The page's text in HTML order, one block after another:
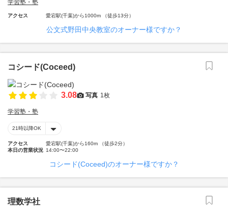
学習塾・塾
アクセス 愛宕駅(千葉)から1000m （徒歩13分）
公文式野田中央教室のオーナー様ですか？
コシード(Coceed)
3.08 写真 1枚
学習塾・塾
21時以降OK
アクセス
愛宕駅(千葉)から160m （徒歩2分）
本日の営業状況 14:00〜22:00
コシード(Coceed)のオーナー様ですか？
理数学社